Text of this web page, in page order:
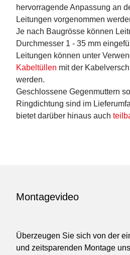
hervorragende Anpassung an
Leitungen vorgenommen
Je nach Baugrösse können
Durchmesser 1 - 35 mm
Leitungen können unter
Kabeltüllen mit der
werden.
Geschlossene Gegenmuttern
Ringdichtung sind im
bietet darüber hinaus auch
Montagevideo
Überzeugen Sie sich von der
und zeitsparenden Montage